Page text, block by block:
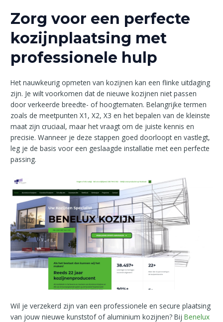
Zorg voor een perfecte
kozijnplaatsing met
professionele hulp
Het nauwkeurig opmeten van kozijnen kan een flinke uitdaging
zijn. Je wilt voorkomen dat de nieuwe kozijnen niet passen
door verkeerde breedte- of hoogtematen. Belangrijke termen
zoals de meetpunten X1, X2, X3 en het bepalen van de kleinste
maat zijn cruciaal, maar het vraagt om de juiste kennis en
precisie. Wanneer je deze stappen goed doorloopt en vastlegt,
leg je de basis voor een geslaagde installatie met een perfecte
passing.
Wil je verzekerd zijn van een professionele en secure plaatsing
van jouw nieuwe kunststof of aluminium kozijnen? BijBenelux